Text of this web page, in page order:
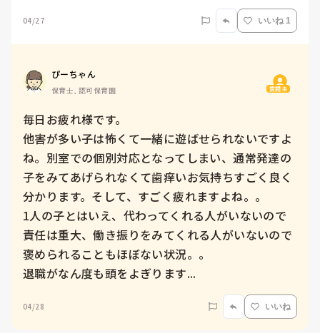
04/27 いいね 1
ぴーちゃん
保育士, 認可保育園 質問主
毎日お疲れ様です。
他害が多い子は怖くて一緒に遊ばせられないですよ
ね。別室での個別対応となってしまい、通常発達の
子をみてあげられなくて歯痒いお気持ちすごく良く
分かります。そして、すごく疲れますよね。。
1人の子とはいえ、代わってくれる人がいないので
責任は重大、働き振りをみてくれる人がいないので
褒められることもほぼない状況。。
退職がなん度も頭をよぎります...
04/28 いいね